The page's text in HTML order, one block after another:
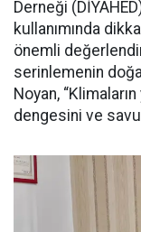
Derneği
kullanımında
önemli
serinlemenin
Noyan,
dengesini ve